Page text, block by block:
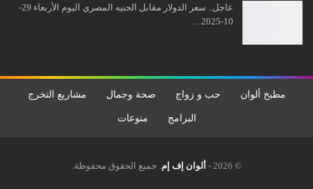
عاجل.. سعر الدولار مقابل الجنيه المصري اليوم الأربعاء 29-
10-2025…
مطبخ ألوان حب و زواج صحة وجمال مشاريع التخرج
البرامج منوعات
© 2026 - ألوان إف إم. جميع الحقوق محفوظة.